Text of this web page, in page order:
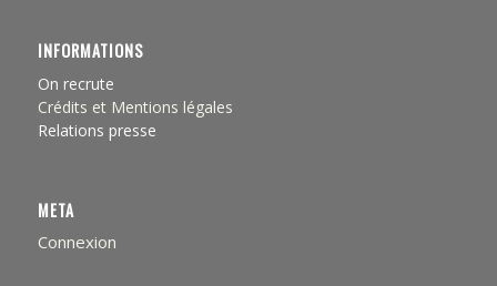
INFORMATIONS
On recrute
Crédits et Mentions légales
Relations presse
META
Connexion